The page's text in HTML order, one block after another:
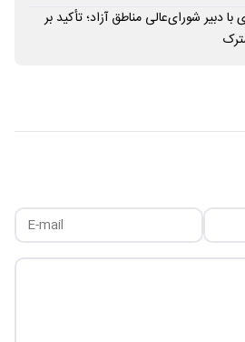
دبیر شورای‌عالی مناطق آزاد؛ تأکید بر